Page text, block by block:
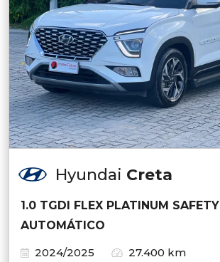
Hyundai Creta
1.0 TGDI FLEX PLATINUM SAFETY
AUTOMÁTICO
2024/2025
27.400 km